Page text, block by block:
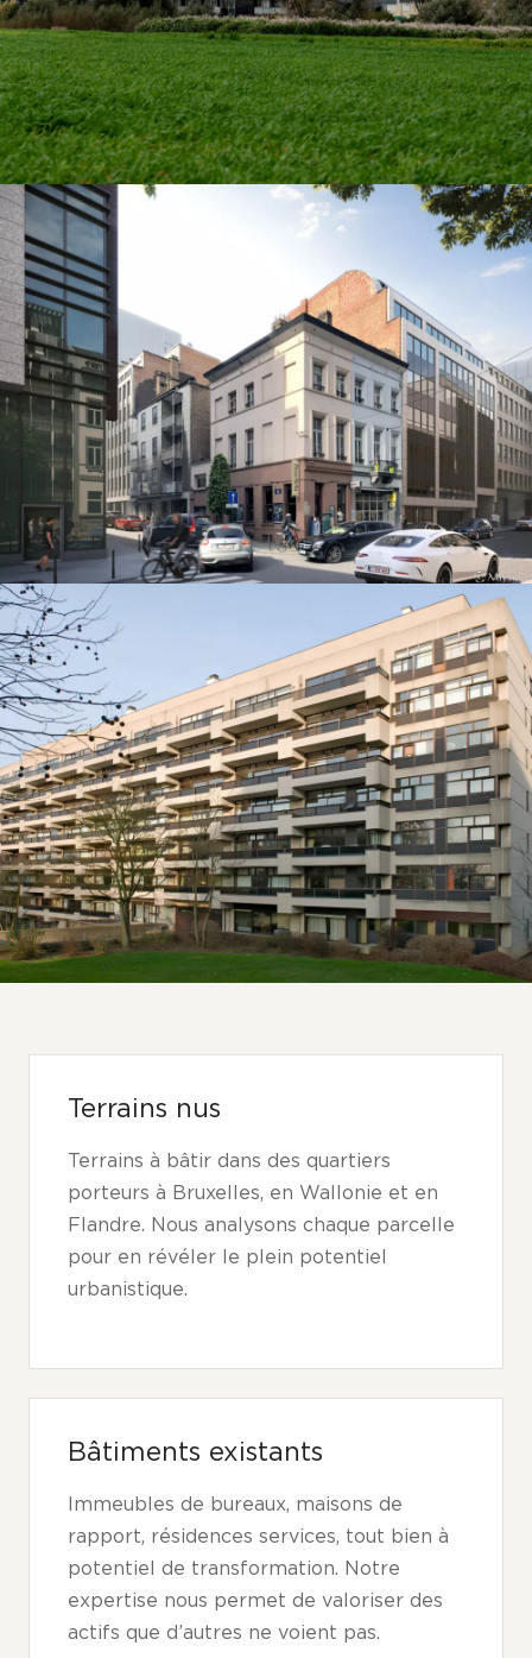
Terrains nus
Terrains à bâtir dans des quartiers
porteurs à Bruxelles, en Wallonie et en
Flandre. Nous analysons chaque parcelle
pour en révéler le plein potentiel
urbanistique.
Bâtiments existants
Immeubles de bureaux, maisons de
rapport, résidences services, tout bien à
potentiel de transformation. Notre
expertise nous permet de valoriser des
actifs que d’autres ne voient pas.